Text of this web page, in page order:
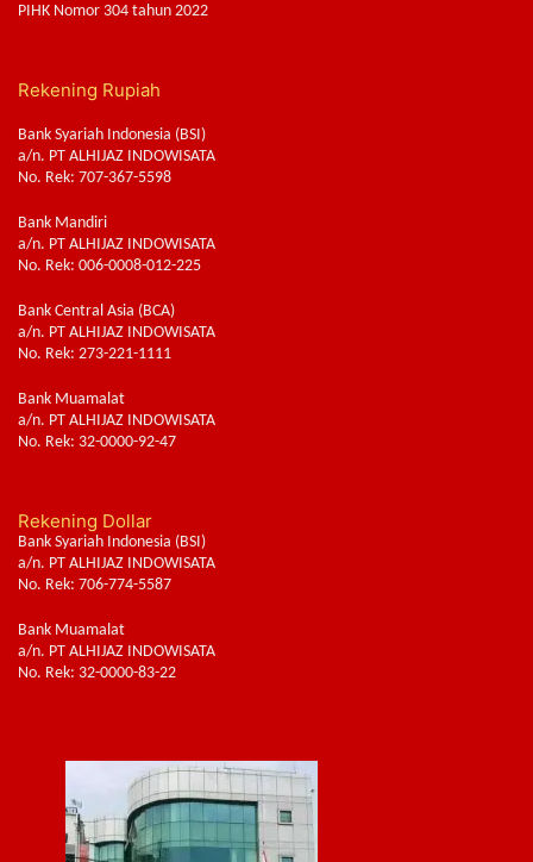
PIHK Nomor 304 tahun 2022
Rekening Rupiah
Bank Syariah Indonesia (BSI)
a/n. PT ALHIJAZ INDOWISATA
No. Rek: 707-367-5598
Bank Mandiri
a/n. PT ALHIJAZ INDOWISATA
No. Rek: 006-0008-012-225
Bank Central Asia (BCA)
a/n. PT ALHIJAZ INDOWISATA
No. Rek: 273-221-1111
Bank Muamalat
a/n. PT ALHIJAZ INDOWISATA
No. Rek: 32-0000-92-47
Rekening Dollar
Bank Syariah Indonesia (BSI)
a/n. PT ALHIJAZ INDOWISATA
No. Rek: 706-774-5587
Bank Muamalat
a/n. PT ALHIJAZ INDOWISATA
No. Rek: 32-0000-83-22